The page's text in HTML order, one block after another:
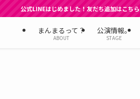
公式LINEはじめました！友だち追加はこちら
まんまるって？
ABOUT
公演情報。
STAGE